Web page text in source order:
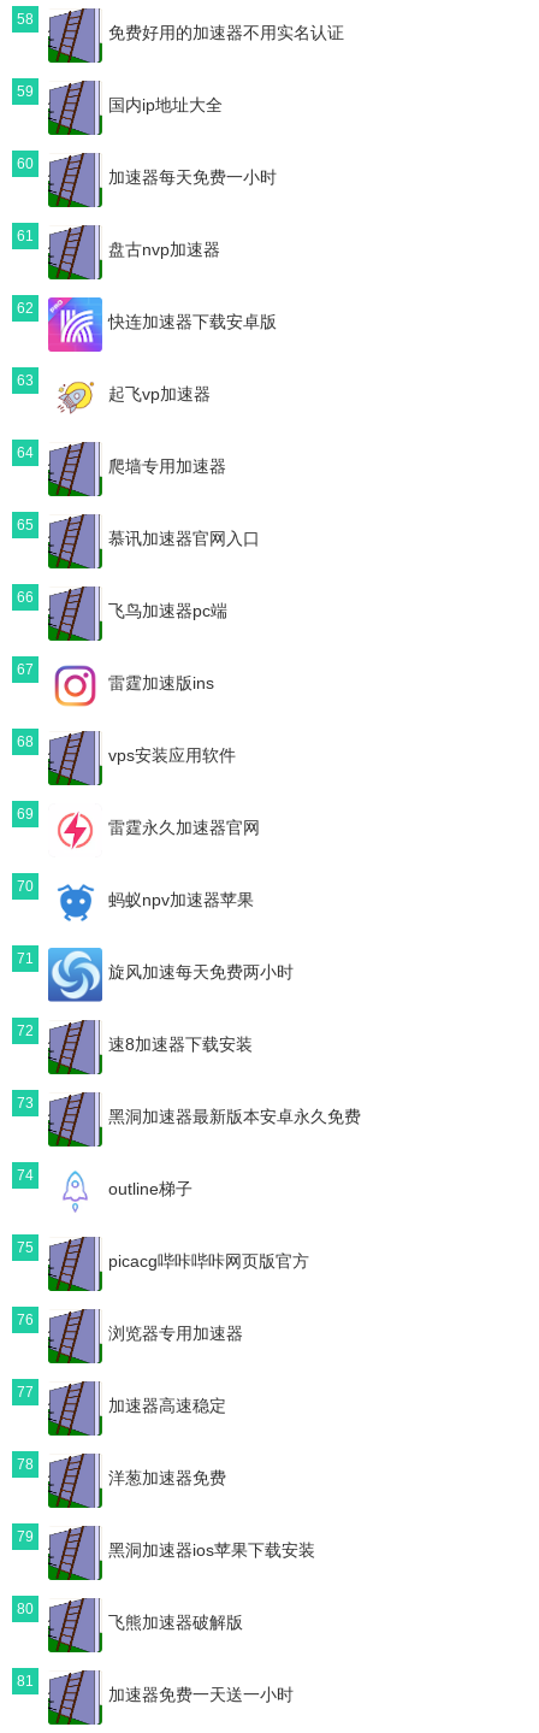
58
免费好用的加速器不用实名认证
59
国内ip地址大全
60
加速器每天免费一小时
61
盘古nvp加速器
62
快连加速器下载安卓版
63
起飞vp加速器
64
爬墙专用加速器
65
慕讯加速器官网入口
66
飞鸟加速器pc端
67
雷霆加速版ins
68
vps安装应用软件
69
雷霆永久加速器官网
70
蚂蚁npv加速器苹果
71
旋风加速每天免费两小时
72
速8加速器下载安装
73
黑洞加速器最新版本安卓永久免费
74
outline梯子
75
picacg哔咔哔咔网页版官方
76
浏览器专用加速器
77
加速器高速稳定
78
洋葱加速器免费
79
黑洞加速器ios苹果下载安装
80
飞熊加速器破解版
81
加速器免费一天送一小时